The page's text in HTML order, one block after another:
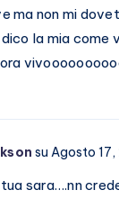
ma non mi
la mia come
su Agosto
sara….nn